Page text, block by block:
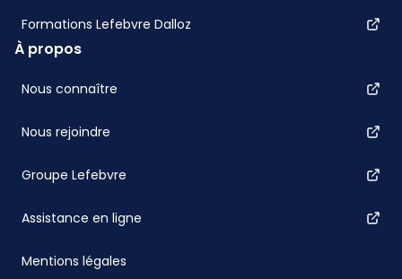
Formations Lefebvre Dalloz
À propos
Nous connaître
Nous rejoindre
Groupe Lefebvre
Assistance en ligne
Mentions légales